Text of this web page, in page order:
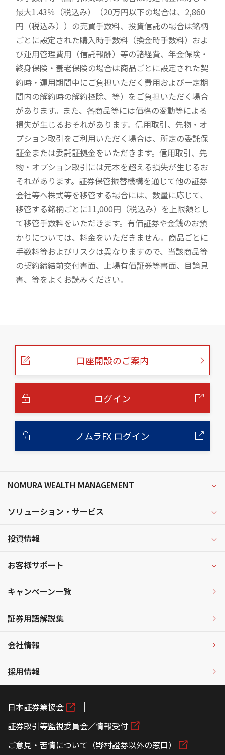
最大1.43％（税込み）（20万円以下の場合は、2,860
円（税込み））の売買手数料、投資信託の場合は銘柄
ごとに設定された購入時手数料（換金時手数料）およ
び運用管理費用（信託報酬）等の諸経費、年金保険・
終身保険・養老保険の場合は商品ごとに設定された契
約時・運用期間中にご負担いただく費用および一定期
間内の解約時の解約控除、等）をご負担いただく場合
があります。また、各商品等には価格の変動等による
損失が生じるおそれがあります。信用取引、先物・オ
プション取引をご利用いただく場合は、所定の委託保
証金または委託証拠金をいただきます。信用取引、先
物・オプション取引には元本を超える損失が生じるお
それがあります。証券保管振替機構を通じて他の証券
会社等へ株式等を移管する場合には、数量に応じて、
移管する銘柄ごとに11,000円（税込み）を上限額とし
て移管手数料をいただきます。有価証券や金銭のお預
かりについては、料金をいただきません。商品ごとに
手数料等およびリスクは異なりますので、当該商品等
の契約締結前交付書面、上場有価証券等書面、目論見
書、等をよくお読みください。
こ
口座開設のご案内
ログイン
ノムラFX ログイン
NOMURA WEALTH MANAGEMENT
ソリューション・サービス
投資情報
お客様サポート
キャンペーン一覧
証券用語解説集
会社情報
採用情報
日本証券業協会
証券取引等監視委員会／情報受付
ご意見・苦情について（野村證券以外の窓口）